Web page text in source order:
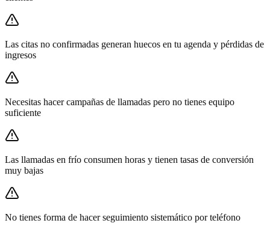
Las citas no confirmadas generan huecos en tu agenda y pérdidas de
ingresos
Necesitas hacer campañas de llamadas pero no tienes equipo
suficiente
Las llamadas en frío consumen horas y tienen tasas de conversión
muy bajas
No tienes forma de hacer seguimiento sistemático por teléfono